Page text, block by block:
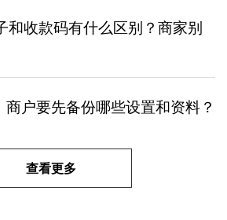
和收款码有什么区别？商家别
户要先备份哪些设置和资料？
查看更多